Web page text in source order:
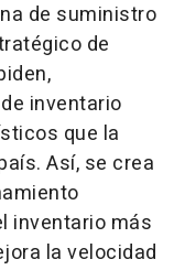
de suministro
de
inventario
que la
Así, se crea
inventario más
la velocidad